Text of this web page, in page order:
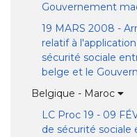
Gouvernement
19 MARS 2008 -
relatif à
sécurité sociale
belge et le
Belgique - Maroc
LC Proc 19 - 09
de sécurité